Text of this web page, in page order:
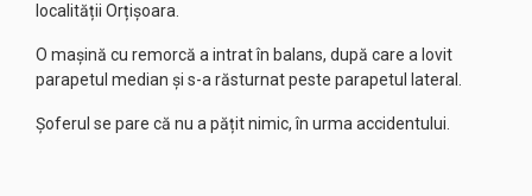
localității Orțișoara.
O mașină cu remorcă a intrat în balans, după care a lovit
parapetul median și s-a răsturnat peste parapetul lateral.
Șoferul se pare că nu a pățit nimic, în urma accidentului.